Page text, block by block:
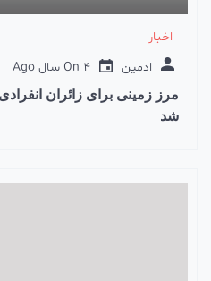
اخبار
ادمین
On 4 سال Ago
مرز زمینی برای زائران
شد